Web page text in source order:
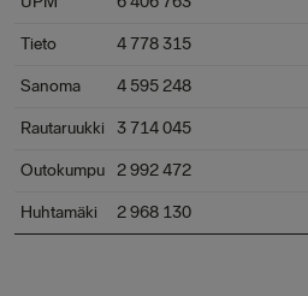
Tieto 4 778 315
Sanoma 4 595 248
Rautaruukki 3 714 045
Outokumpu 2 992 472
Huhtamäki 2 968 130